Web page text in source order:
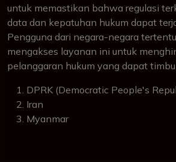
untuk memastikan bahwa regulasi
data dan kepatuhan hukum dapat
Pengguna dari negara-negara
mengakses layanan ini untuk
pelanggaran hukum yang dapat
DPRK (Democratic People's
Iran
Myanmar